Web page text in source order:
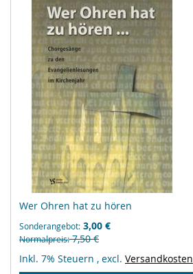
Wer Ohren hat zu hören
Sonderangebot 3,00 €
Normalpreis 7,50 €
Inkl. 7% Steuern , excl. Versandkosten